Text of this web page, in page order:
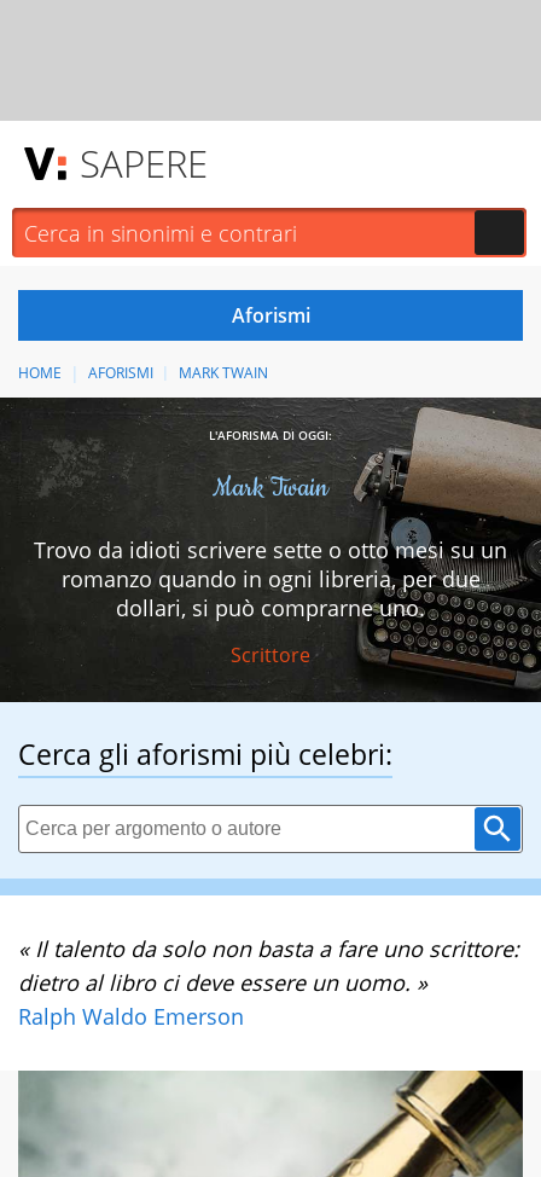
SAPERE
HOME AFORISMI MARK TWAIN
L'AFORISMA DI OGGI:
Mark Twain
Trovo da idioti scrivere sette o otto mesi su un
romanzo quando in ogni libreria, per due
dollari, si può comprarne uno.
Scrittore
Cerca gli aforismi più celebri:
« Il talento da solo non basta a fare uno scrittore:
dietro al libro ci deve essere un uomo. »
Ralph Waldo Emerson